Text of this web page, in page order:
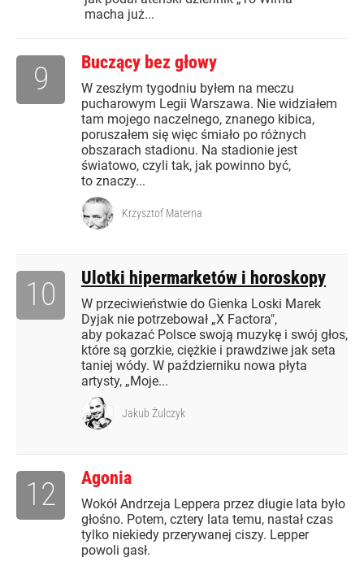
macha już...
Buczący bez głowy
W zeszłym tygodniu byłem na meczu
pucharowym Legii Warszawa. Nie widziałem
tam mojego naczelnego, znanego kibica,
poruszałem się więc śmiało po różnych
obszarach stadionu. Na stadionie jest
światowo, czyli tak, jak powinno być,
to znaczy...
9
Krzysztof Materna
Ulotki hipermarketów i horoskopy
W przeciwieństwie do Gienka Loski Marek
Dyjak nie potrzebował „X Factora",
aby pokazać Polsce swoją muzykę i swój głos,
które są gorzkie, ciężkie i prawdziwe jak seta
taniej wódy. W październiku nowa płyta
artysty, „Moje...
10
Jakub Żulczyk
Agonia
Wokół Andrzeja Leppera przez długie lata było
głośno. Potem, cztery lata temu, nastał czas
tylko niekiedy przerywanej ciszy. Lepper
powoli gasł.
12